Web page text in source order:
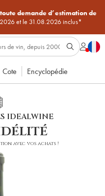
demande d’estimation de
et le 31.08.2026 inclus*
Cote Encyclopédie
IDEALWINE
avec vos achats !